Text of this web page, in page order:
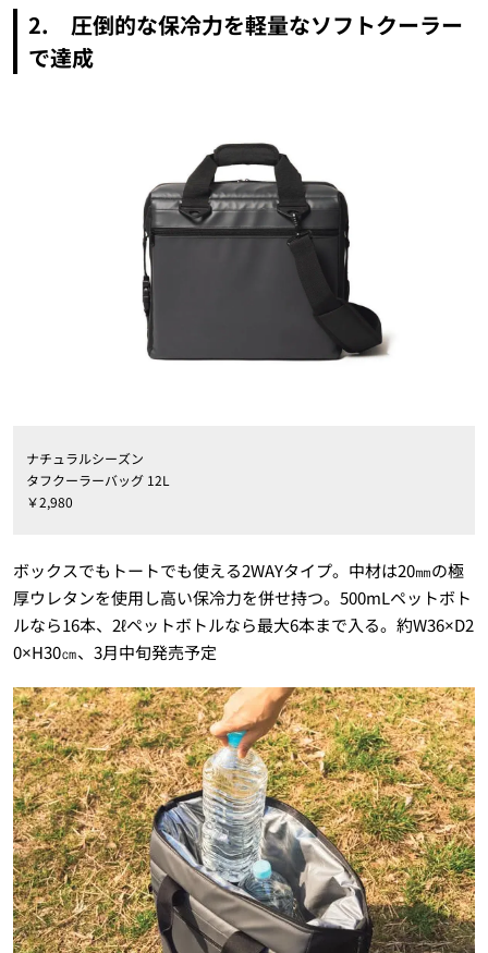
2. 圧倒的な保冷力を軽量なソフトクーラー
で達成
ナチュラルシーズン
タフクーラーバッグ 12L
￥2,980
ボックスでもトートでも使える2WAYタイプ。中材は20㎜の極
厚ウレタンを使用し高い保冷力を併せ持つ。500mLペットボト
ルなら16本、2ℓペットボトルなら最大6本まで入る。約W36×D2
0×H30㎝、3月中旬発売予定